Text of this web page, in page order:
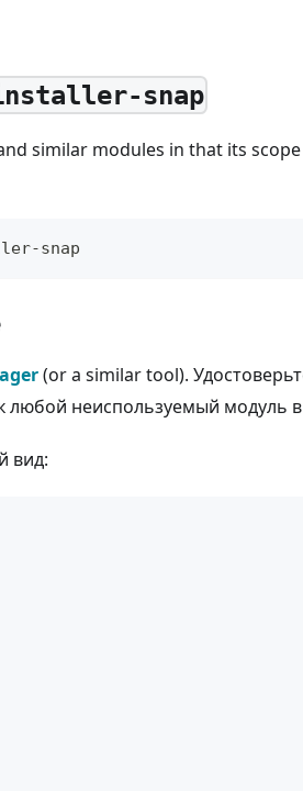
snap
similar modules in that its
snap
(or a similar tool).
любой неиспользуемый модуль
вид: